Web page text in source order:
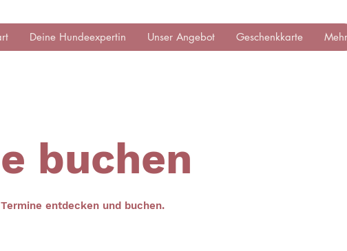
Deine Hundeexpertin Unser Angebot Geschenkkarte Mehr
buchen
entdecken und buchen.